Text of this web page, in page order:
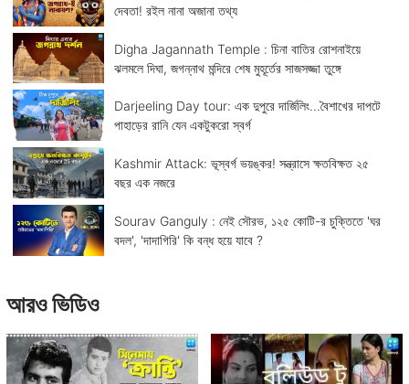
দেবতা! রইল নানা অজানা তথ্য
Digha Jagannath Temple : চিনা বাতির রোশনাইয়ে
ঝলমলে দিঘা, জগন্নাথ মন্দিরে শেষ মুহূর্তের সাজসজ্জা তুঙ্গে
Darjeeling Day tour: এক দুপুরে দার্জিলিং...বৈশাখের দাপটে
পাহাড়ের রানি যেন একটুকরো স্বর্গ
Kashmir Attack: ভূস্বর্গ ভয়ঙ্কর! সন্ত্রাসে ক্ষতবিক্ষত ২৫
বছর এক নজরে
Sourav Ganguly : নেই সৌরভ, ১২৫ কোটি-র চুক্তিতে 'ঘর
বদল', 'দাদাগিরি' কি বন্ধ হয়ে যাবে ?
আরও ভিডিও